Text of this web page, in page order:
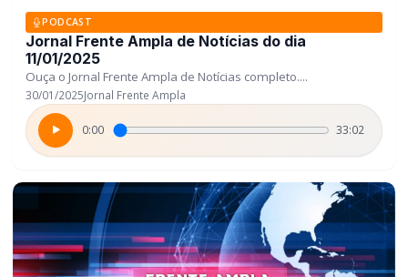
PODCAST
Jornal Frente Ampla de Notícias do dia
11/01/2025
Ouça o Jornal Frente Ampla de Notícias completo....
30/01/2025Jornal Frente Ampla
0:00 33:02